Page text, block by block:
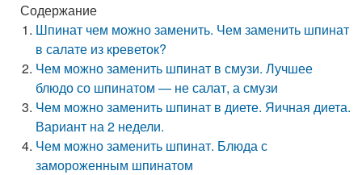
Содержание
Шпинат чем можно заменить. Чем заменить шпинат
в салате из креветок?
Чем можно заменить шпинат в смузи. Лучшее
блюдо со шпинатом — не салат, а смузи
Чем можно заменить шпинат в диете. Яичная диета.
Вариант на 2 недели.
Чем можно заменить шпинат. Блюда с
замороженным шпинатом